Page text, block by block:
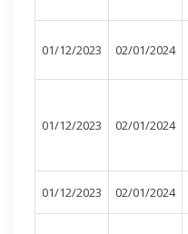
01/12/2023 02/01/2024
01/12/2023 02/01/2024
01/12/2023 02/01/2024